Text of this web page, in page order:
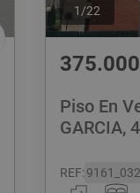
1 /22
375.000
Piso En
GARCIA,
REF: